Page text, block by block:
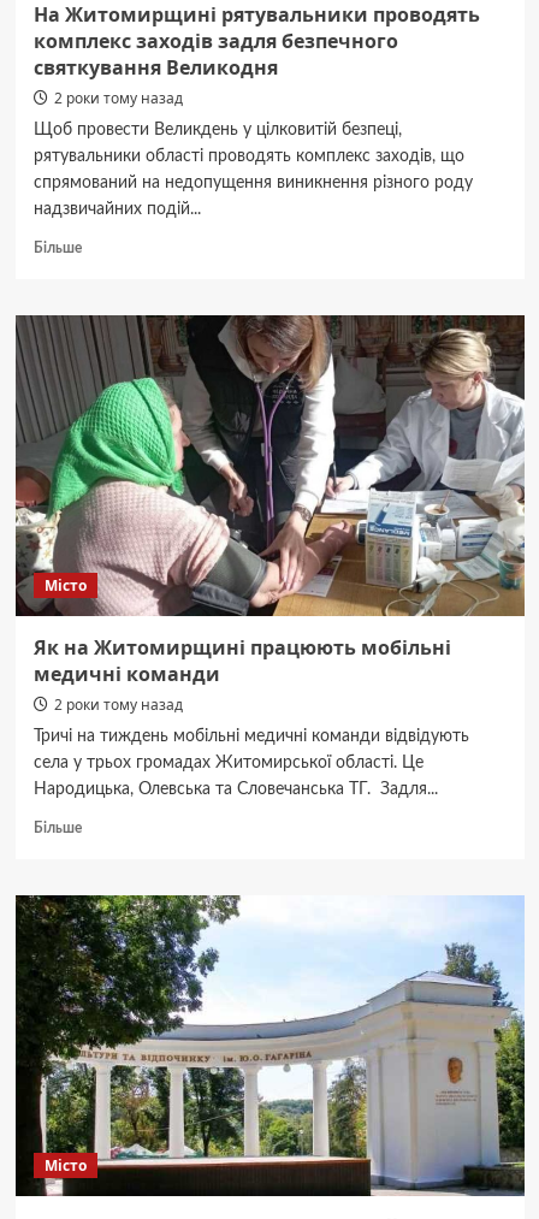
На Житомирщині рятувальники проводять
комплекс заходів задля безпечного
святкування Великодня
2 роки тому назад
Щоб провести Великдень у цілковитій безпеці,
рятувальники області проводять комплекс заходів, що
спрямований на недопущення виникнення різного роду
надзвичайних подій...
БільшеДокладніше
Житомирщині
рятувальники
проводять
комплекс
заходів
задля
безпечного
святкування
Великодня
Місто
Як на Житомирщині працюють мобільні
медичні команди
2 роки тому назад
Тричі на тиждень мобільні медичні команди відвідують
села у трьох громадах Житомирської області. Це
Народицька, Олевська та Словечанська ТГ. Задля...
БільшеДокладніше
на
Житомирщині
працюють
мобільні
медичні
команди
Місто